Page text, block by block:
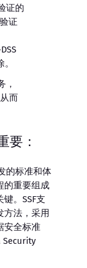
证的
证
，
而
要：
的标准和体
的重要组成
。SSF支
方法，采用
安全标准
Security